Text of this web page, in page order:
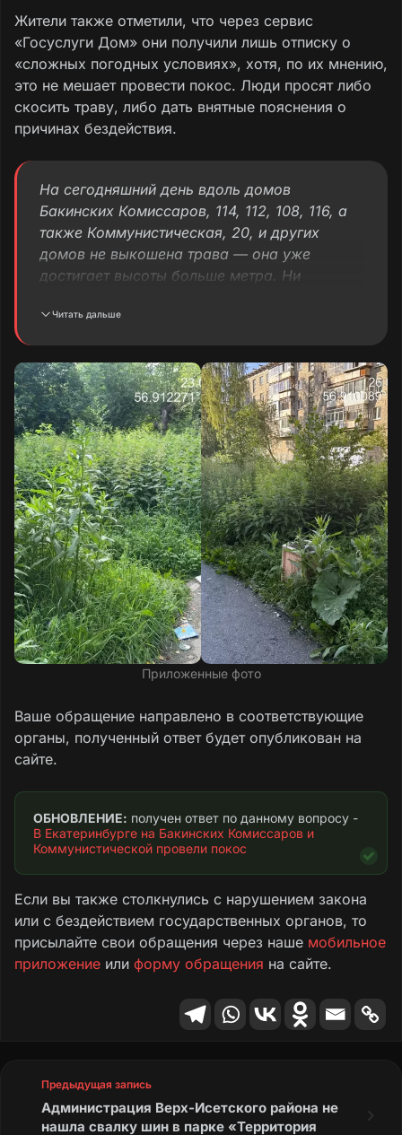
Жители также отметили, что через сервис
«Госуслуги Дом» они получили лишь отписку о
«сложных погодных условиях», хотя, по их мнению,
это не мешает провести покос. Люди просят либо
скосить траву, либо дать внятные пояснения о
причинах бездействия.
На сегодняшний день вдоль домов
Бакинских Комиссаров, 114, 112, 108, 116, а
также Коммунистическая, 20, и других
домов не выкошена трава — она уже
достигает высоты больше метра. Ни
покосом травы не озадачены. Можно
данную ситуацию? Через «Госуслуги. Дом»
сообщили, что для кошения травы сложные
погодные условия.
Текст обращения
Читать дальше
Приложенные фото
Ваше обращение направлено в соответствующие
органы, полученный ответ будет опубликован на
сайте.
ОБНОВЛЕНИЕ:
В Екатеринбурге на Бакинских Комиссаров и
Коммунистической провели покос
Если вы также столкнулись с нарушением закона
или с бездействием государственных органов, то
присылайте свои обращения через наше мобильное
приложение или форму обращения на сайте.
Предыдущая запись
Администрация Верх-Исетского района не
нашла свалку шин в парке «Территория